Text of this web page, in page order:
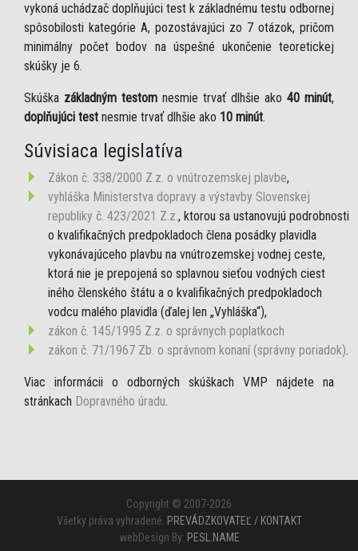
vykoná uchádzač doplňujúci test k základnému testu odbornej
spôsobilosti kategórie A, pozostávajúci zo 7 otázok, pričom
minimálny počet bodov na úspešné ukončenie teoretickej
skúšky je 6.
Skúška základným testom nesmie trvať dlhšie ako 40 minút,
doplňujúci test nesmie trvať dlhšie ako 10 minút.
Súvisiaca legislatíva
Zákon č. 338/2000 Z.z. o vnútrozemskej plavbe,
vyhláška Ministerstva dopravy a výstavby Slovenskej
republiky č. 423/2021 Z.z., ktorou sa ustanovujú podrobnosti
o kvalifikačných predpokladoch člena posádky plavidla
vykonávajúceho plavbu na vnútrozemskej vodnej ceste,
ktorá nie je prepojená so splavnou sieťou vodných ciest
iného členského štátu a o kvalifikačných predpokladoch
vodcu malého plavidla (ďalej len „Vyhláška“),
zákon č. 145/1995 Z.z. o správnych poplatkoch
zákon č. 71/1967 Zb. o správnom konaní (správny poriadok).
Viac informácii o odborných skúškach VMP nájdete na
stránkach Dopravného úradu.
Copyright © 2007-2026
Všetky práva vyhradené. PREVÁDZKOVATEĽ / KONTAKT
webDesign By: PESL.NAME